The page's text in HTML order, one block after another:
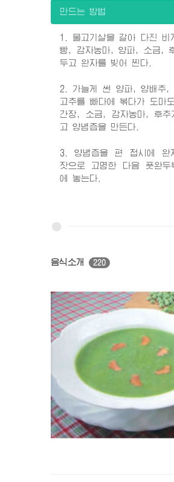
만드는 방법
1. 물고기살을 갈아 다진 비
빵, 감자농마, 양파, 소금,
두고 완자를 빚어 찐다.
2. 가늘게 썬 양파, 양배추,
고추를 빠다에 볶다가 도마
간장, 소금, 감자농마, 후추
고 양념즙을 만든다.
3. 양념즙을 편 접시에 완
잣으로 고명한 다음 풋완두
에 놓는다.
음식소개 220